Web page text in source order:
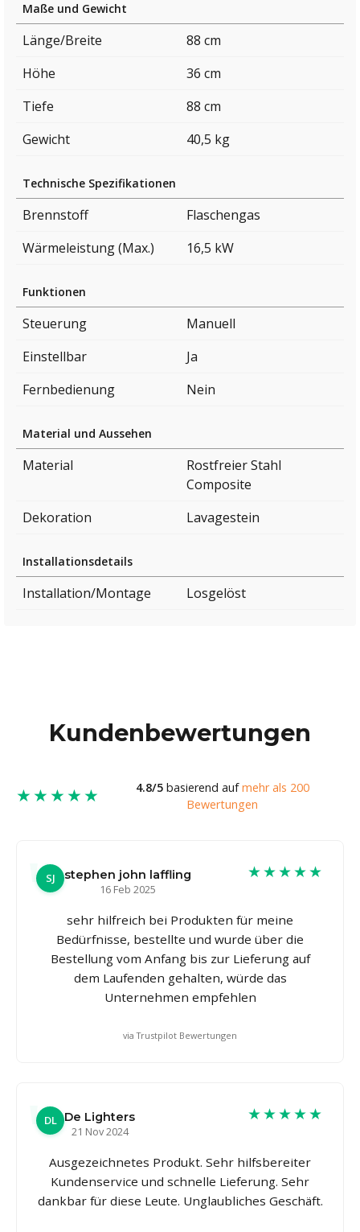
Maße und Gewicht
Länge/Breite
88 cm
Höhe
36 cm
Tiefe
88 cm
Gewicht
40,5 kg
Technische Spezifikationen
Brennstoff
Flaschengas
Wärmeleistung (Max.)
16,5 kW
Funktionen
Steuerung
Manuell
Einstellbar
Ja
Fernbedienung
Nein
Material und Aussehen
Material
Rostfreier Stahl
Composite
Dekoration
Lavagestein
Installationsdetails
Installation/Montage Losgelöst
Kundenbewertungen
★★★★★ 4.8/5basierend aufmehr als 200
Bewertungen
SJ
stephen john laffling
16 Feb 2025
★★★★★
sehr hilfreich bei Produkten für meine
Bedürfnisse, bestellte und wurde über die
Bestellung vom Anfang bis zur Lieferung auf
dem Laufenden gehalten, würde das
Unternehmen empfehlen
via Trustpilot Bewertungen
DL De Lighters
21 Nov 2024
★★★★★
Ausgezeichnetes Produkt. Sehr hilfsbereiter
Kundenservice und schnelle Lieferung. Sehr
dankbar für diese Leute. Unglaubliches Geschäft.